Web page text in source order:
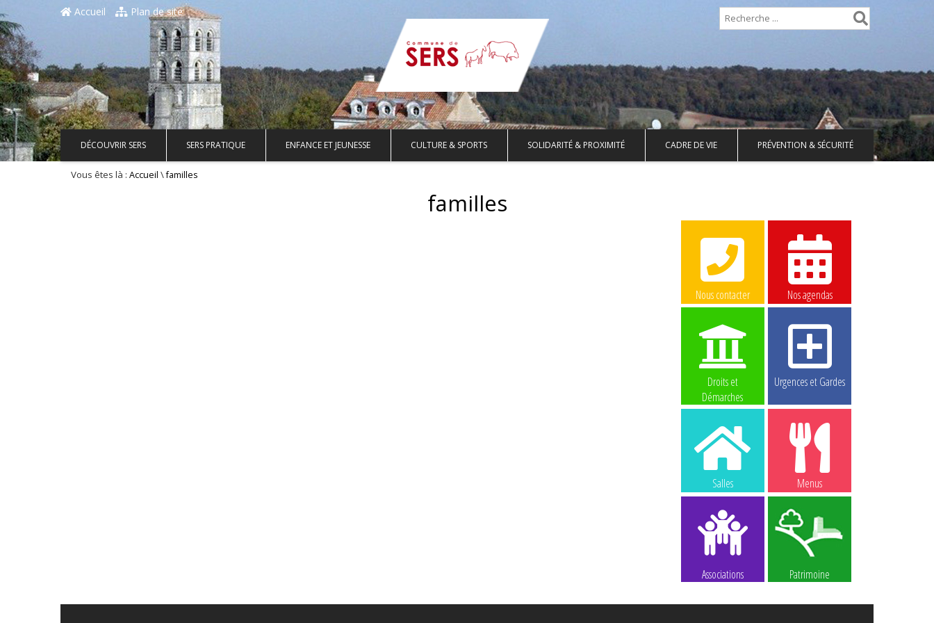
Accueil Plan de site
DÉCOUVRIR SERS SERS PRATIQUE ENFANCE ET JEUNESSE CULTURE & SPORTS SOLIDARITÉ & PROXIMITÉ CADRE DE VIE PRÉVENTION & SÉCURITÉ
Vous êtes là : Accueil \familles
familles
Nous contacter Nos agendas
Droits et
Démarches
Urgences et Gardes
Salles Menus
Associations Patrimoine